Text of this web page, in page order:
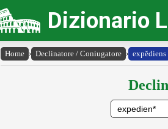
Dizionario
Home › Declinatore / Coniugatore › expĕdiens